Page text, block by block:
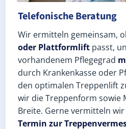
Telefonische Beratung
Wir ermitteln gemeinsam,
oder Plattformlift passt,
vorhandenem Pflegegrad
durch Krankenkasse oder
den optimalen Treppenlift
wir die Treppenform sowie
Breite. Gerne vermitteln
Termin zur